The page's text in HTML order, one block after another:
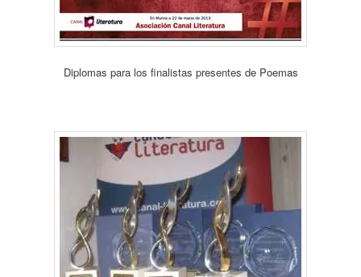
Diplomas para los finalistas presentes de Poemas